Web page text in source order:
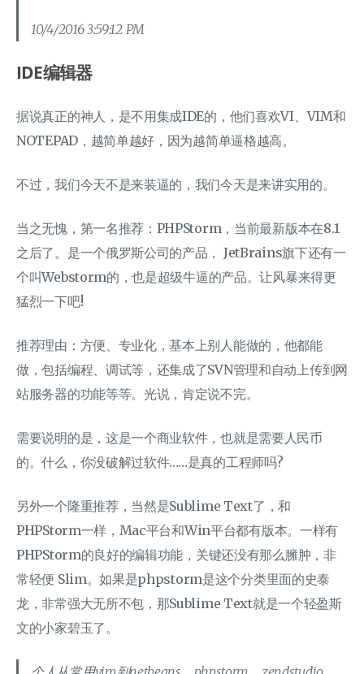
10/4/2016 3:59:12 PM
IDE编辑器
据说真正的神人，是不用集成IDE的，他们喜欢VI、VIM和
NOTEPAD，越简单越好，因为越简单逼格越高。
不过，我们今天不是来装逼的，我们今天是来讲实用的。
当之无愧，第一名推荐：PHPStorm，当前最新版本在8.1
之后了。是一个俄罗斯公司的产品， JetBrains旗下还有一
个叫Webstorm的，也是超级牛逼的产品。让风暴来得更
猛烈一下吧!
推荐理由：方便、专业化，基本上别人能做的，他都能
做，包括编程、调试等，还集成了SVN管理和自动上传到网
站服务器的功能等等。光说，肯定说不完。
需要说明的是，这是一个商业软件，也就是需要人民币
的。什么，你没破解过软件……是真的工程师吗?
另外一个隆重推荐，当然是Sublime Text了，和
PHPStorm一样，Mac平台和Win平台都有版本。一样有
PHPStorm的良好的编辑功能，关键还没有那么臃肿，非
常轻便 Slim。如果是phpstorm是这个分类里面的史泰
龙，非常强大无所不包，那Sublime Text就是一个轻盈斯
文的小家碧玉了。